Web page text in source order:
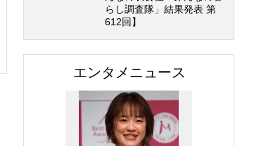
らし調査隊」結果発表 第
612回】
エンタメニュース